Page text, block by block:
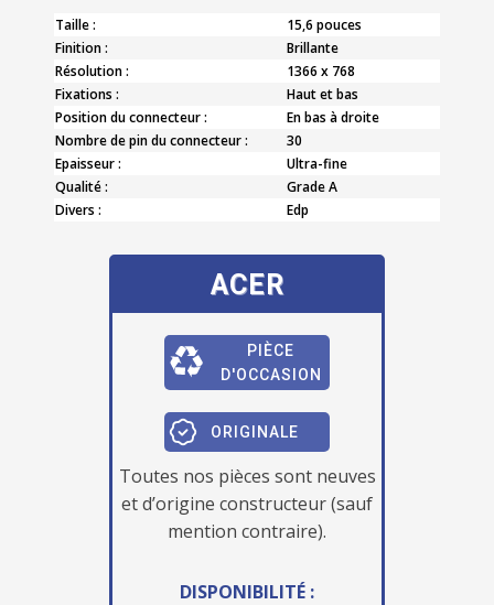
Taille :
15,6 pouces
Finition :
Brillante
Résolution :
1366 x 768
Fixations :
Haut et bas
Position du connecteur :
En bas à droite
Nombre de pin du connecteur :
30
Epaisseur :
Ultra-fine
Qualité :
Grade A
Divers :
Edp
ACER
PIÈCE
D'OCCASION
ORIGINALE
Toutes nos pièces sont neuves
et d’origine constructeur (sauf
mention contraire).
DISPONIBILITÉ :